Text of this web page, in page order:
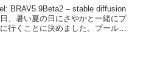
BRAV5.9Beta2 – stable diffusion
、暑い夏の日にさやかと一緒にプ
行くことに決めました。プールへ